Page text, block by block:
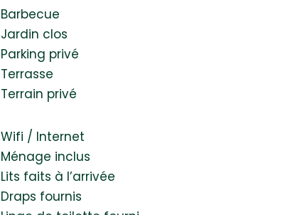
Barbecue
Jardin clos
Parking privé
Terrasse
Terrain privé
Wifi / Internet
Ménage inclus
Lits faits à l’arrivée
Draps fournis